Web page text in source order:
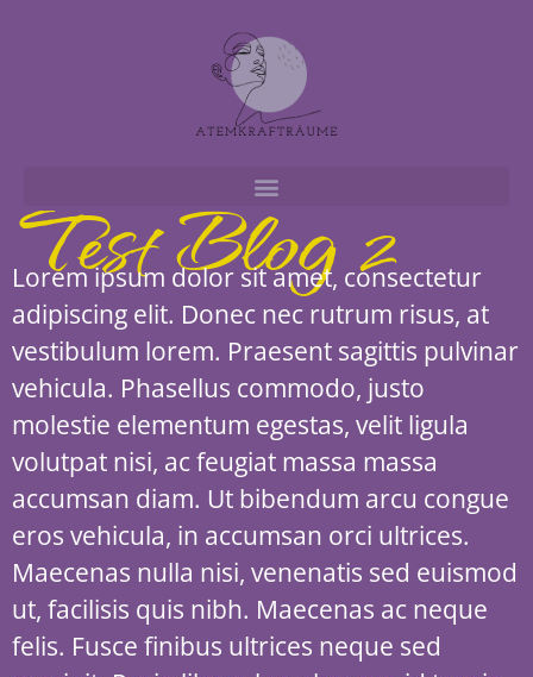
Test Blog 2
Lorem ipsum dolor sit amet, consectetur
adipiscing elit. Donec nec rutrum risus, at
vestibulum lorem. Praesent sagittis pulvinar
vehicula. Phasellus commodo, justo
molestie elementum egestas, velit ligula
volutpat nisi, ac feugiat massa massa
accumsan diam. Ut bibendum arcu congue
eros vehicula, in accumsan orci ultrices.
Maecenas nulla nisi, venenatis sed euismod
ut, facilisis quis nibh. Maecenas ac neque
felis. Fusce finibus ultrices neque sed